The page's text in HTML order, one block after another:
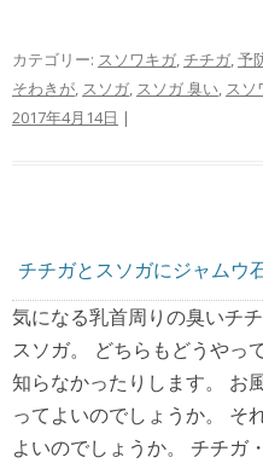
カテゴリー: スソワキガ,チチガ,予
そわきが, スソガ, スソガ 臭い, スソ
2017年4月14日 |
チチガとスソガにジャムウ
気になる乳首周りの臭いチ
スソガ。 どちらもどうやっ
知らなかったりします。 お
ってよいのでしょうか。 そ
よいのでしょうか。 チチガ